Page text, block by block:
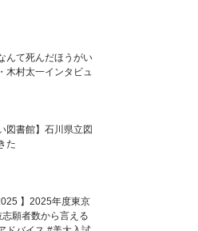
んて死んだほうがい
木村太一インタビュ
図書館】石川県立図
た
】2025年度東京
願者数から言える